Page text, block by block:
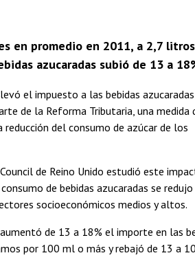
en promedio en 2011, a 2,7
azucaradas subió de 13 a
el impuesto a las bebidas azucaradas
de la Reforma Tributaria, una medida
del consumo de azúcar de los
de Reino Unido estudió este
de bebidas azucaradas se redujo
socioeconómicos medios y altos.
de 13 a 18% el importe en las
por 100 ml o más y rebajó de 13 a